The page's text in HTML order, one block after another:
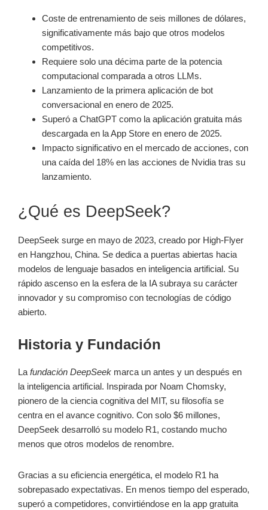
Coste de entrenamiento de seis millones de dólares,
significativamente más bajo que otros modelos
competitivos.
Requiere solo una décima parte de la potencia
computacional comparada a otros LLMs.
Lanzamiento de la primera aplicación de bot
conversacional en enero de 2025.
Superó a ChatGPT como la aplicación gratuita más
descargada en la App Store en enero de 2025.
Impacto significativo en el mercado de acciones, con
una caída del 18% en las acciones de Nvidia tras su
lanzamiento.
¿Qué es DeepSeek?
DeepSeek surge en mayo de 2023, creado por High-Flyer
en Hangzhou, China. Se dedica a puertas abiertas hacia
modelos de lenguaje basados en inteligencia artificial. Su
rápido ascenso en la esfera de la IA subraya su carácter
innovador y su compromiso con tecnologías de código
abierto.
Historia y Fundación
La fundación DeepSeek marca un antes y un después en
la inteligencia artificial. Inspirada por Noam Chomsky,
pionero de la ciencia cognitiva del MIT, su filosofía se
centra en el avance cognitivo. Con solo $6 millones,
DeepSeek desarrolló su modelo R1, costando mucho
menos que otros modelos de renombre.
Gracias a su eficiencia energética, el modelo R1 ha
sobrepasado expectativas. En menos tiempo del esperado,
superó a competidores, convirtiéndose en la app gratuita